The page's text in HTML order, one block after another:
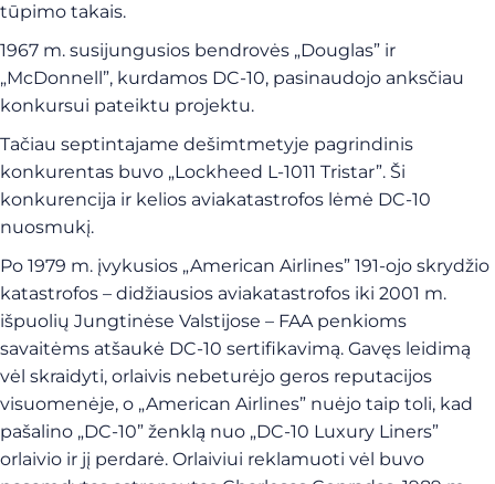
tūpimo takais.
1967 m. susijungusios bendrovės „Douglas” ir
„McDonnell”, kurdamos DC-10, pasinaudojo anksčiau
konkursui pateiktu projektu.
Tačiau septintajame dešimtmetyje pagrindinis
konkurentas buvo „Lockheed L-1011 Tristar”. Ši
konkurencija ir kelios aviakatastrofos lėmė DC-10
nuosmukį.
Po 1979 m. įvykusios „American Airlines” 191-ojo skrydžio
katastrofos – didžiausios aviakatastrofos iki 2001 m.
išpuolių Jungtinėse Valstijose – FAA penkioms
savaitėms atšaukė DC-10 sertifikavimą. Gavęs leidimą
vėl skraidyti, orlaivis nebeturėjo geros reputacijos
visuomenėje, o „American Airlines” nuėjo taip toli, kad
pašalino „DC-10” ženklą nuo „DC-10 Luxury Liners”
orlaivio ir jį perdarė. Orlaiviui reklamuoti vėl buvo